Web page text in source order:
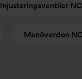
Injusteringsventiler NC
Manöverdon NC